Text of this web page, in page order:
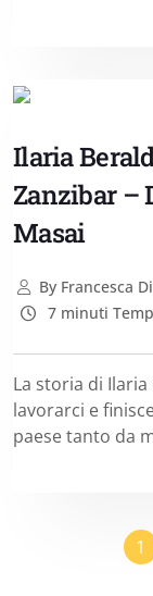
Ilaria
Zanzibar –
Masai
ByFrancesca
7 minuti
La storia di
lavorarci e
paese tanto da
1